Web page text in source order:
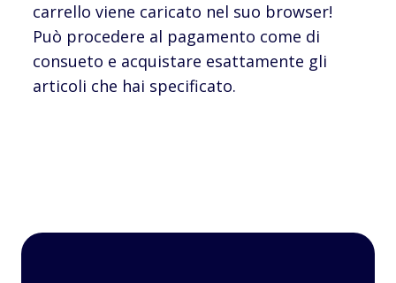
carrello viene caricato nel suo browser!
Può procedere al pagamento come di
consueto e acquistare esattamente gli
articoli che hai specificato.